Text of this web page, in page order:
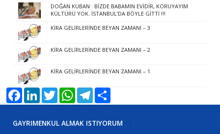
DOĞAN KUBAN : BİZDE BABAMIN EVİDİR, KORUYAYIM
KÜLTÜRÜ YOK. İSTANBUL’DA BÖYLE GİTTİ !!!
KİRA GELİRLERİNDE BEYAN ZAMANI – 3
KİRA GELİRLERİNDE BEYAN ZAMANI – 2
KİRA GELİRLERİNDE BEYAN ZAMANI – 1
GAYRIMENKUL ALMAK ISTIYORUM
FacebookLinkedInTwitter WhatsAppTelegram